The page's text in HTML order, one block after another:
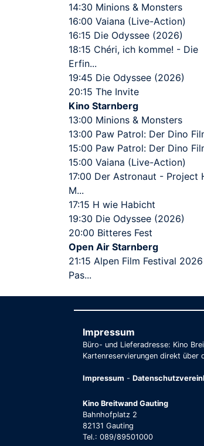
14:30 Minions & Monsters
16:00 Vaiana (Live-Action)
16:15 Die Odyssee (2026)
18:15 Chéri, ich komme! - Die
Erfin...
19:45 Die Odyssee (2026)
20:15 The Invite
Kino Starnberg
13:00 Minions & Monsters
13:00 Paw Patrol: Der Dino
15:00 Paw Patrol: Der Dino
15:00 Vaiana (Live-Action)
17:00 Der Astronaut - Project
M...
17:15 H wie Habicht
19:30 Die Odyssee (2026)
20:00 Bitteres Fest
Open Air Starnberg
21:15 Alpen Film Festival
Pas...
Impressum
Büro- und Lieferadresse: Kino
Kartenreservierungen direkt über
Impressum -
Kino Breitwand Gauting
Bahnhofplatz 2
82131 Gauting
Tel.: 089/89501000